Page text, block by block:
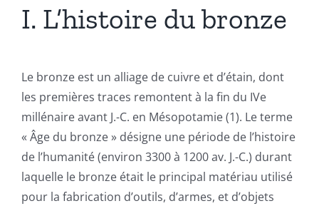
I. L’histoire du bronze
Le bronze est un alliage de cuivre et d’étain, dont
les premières traces remontent à la fin du IVe
millénaire avant J.-C. en Mésopotamie (1). Le terme
« Âge du bronze » désigne une période de l’histoire
de l’humanité (environ 3300 à 1200 av. J.-C.) durant
laquelle le bronze était le principal matériau utilisé
pour la fabrication d’outils, d’armes, et d’objets